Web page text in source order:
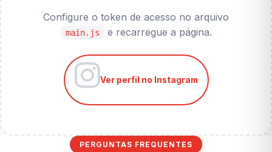
Configure o token de acesso no arquivo
main.js e recarregue a página.
Ver perfil no Instagram
PERGUNTAS FREQUENTES